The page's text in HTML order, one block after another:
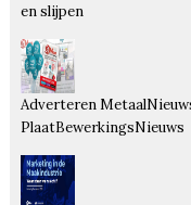
en slijpen
Adverteren
PlaatBewerkingsNieuws